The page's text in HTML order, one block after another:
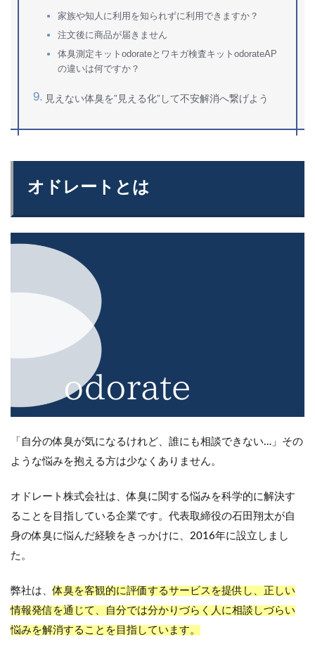
家族や知人に利用を知られずに利用できますか？
注文後に商品が届きません
体臭測定キットodorateとワキガ検査キットodorateAP
の違いは何ですか？
見えない体臭を”見える化”して不安解消へ繋げよう
オドレートとは
「自分の体臭が気になるけれど、誰にも相談できない…」その
ような悩みを抱える方は少なくありません。
オドレート株式会社は、体臭に関する悩みを科学的に解決す
ることを目指している企業です。代表取締役の石田翔太が自
身の体臭に悩んだ経験をきっかけに、2016年に設立しまし
た。
弊社は、体臭を客観的に評価するサービスを提供し、正しい
情報発信を通じて、自分では分かりづらく人に相談しづらい
悩みを解消することを目指しています。